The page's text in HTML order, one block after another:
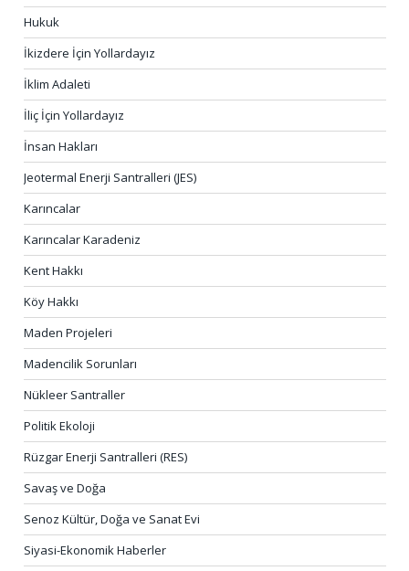
Hukuk
İkizdere İçin Yollardayız
İklim Adaleti
İliç İçin Yollardayız
İnsan Hakları
Jeotermal Enerji Santralleri (JES)
Karıncalar
Karıncalar Karadeniz
Kent Hakkı
Köy Hakkı
Maden Projeleri
Madencilik Sorunları
Nükleer Santraller
Politik Ekoloji
Rüzgar Enerji Santralleri (RES)
Savaş ve Doğa
Senoz Kültür, Doğa ve Sanat Evi
Siyasi-Ekonomik Haberler